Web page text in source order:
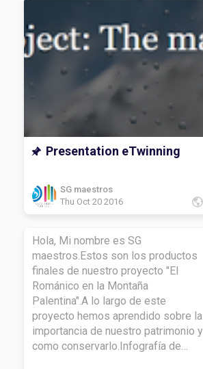
Presentation eTwinning
SG maestros
Thu Oct 20 2016
Hola, Mi nombre es SG
maestros.Estos son los productos
finales de nuestro proyecto "El
Románico en la Montaña
Palentina".A lo largo de este
proyecto hemos aprendido sobre la
importancia de nuestro patrimonio y
como conservarlo.Infografía de